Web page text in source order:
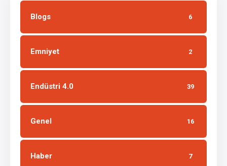
Blogs 6
Emniyet 2
Endüstri 4.0 39
Genel 16
Haber 7